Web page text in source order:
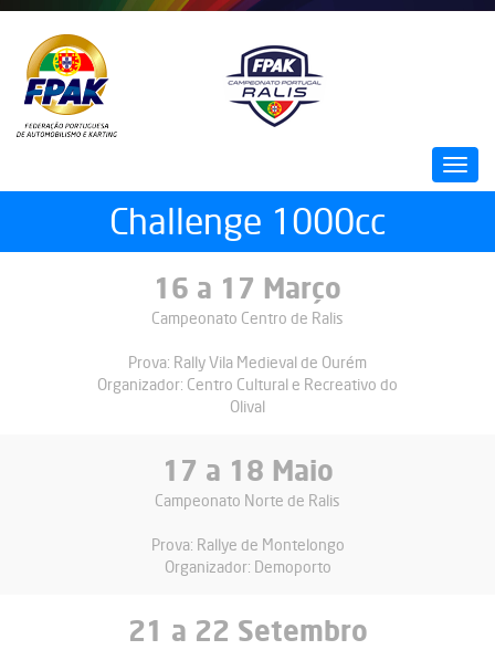
conteúdo
principal
Challenge 1000cc
16 a 17 Março
Campeonato Centro de Ralis
Prova: Rally Vila Medieval de Ourém
Organizador: Centro Cultural e Recreativo do
Olival
17 a 18 Maio
Campeonato Norte de Ralis
Prova: Rallye de Montelongo
Organizador: Demoporto
21 a 22 Setembro